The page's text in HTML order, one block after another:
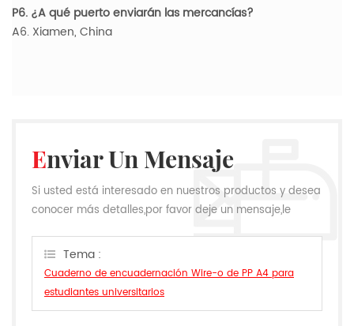
P6. ¿A qué puerto enviarán las mercancías?
A6. Xiamen, China
Enviar Un Mensaje
Si usted está interesado en nuestros productos y desea
conocer más detalles,por favor deje un mensaje,le
Tema :
Cuaderno de encuadernación Wire-o de PP A4 para
estudiantes universitarios